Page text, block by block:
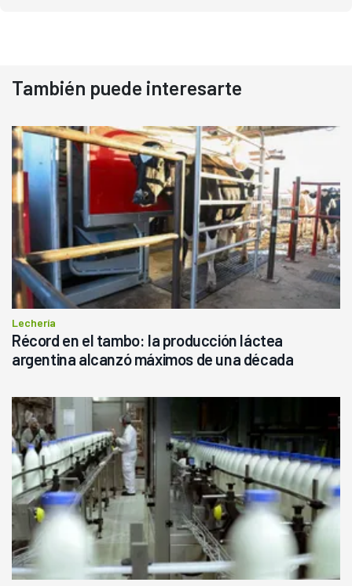
También puede interesarte
Lechería
Récord en el tambo: la producción láctea
argentina alcanzó máximos de una década